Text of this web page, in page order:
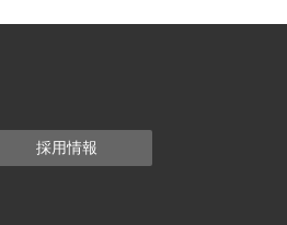
採用情報